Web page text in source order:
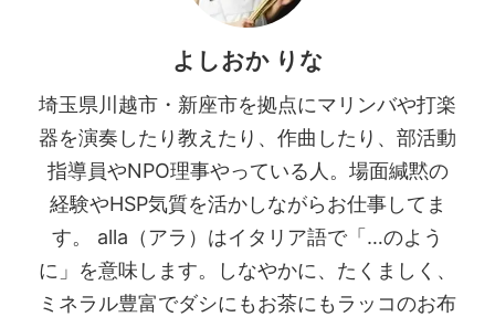
よしおか りな
埼玉県川越市・新座市を拠点にマリンバや打楽
器を演奏したり教えたり、作曲したり、部活動
指導員やNPO理事やっている人。場面緘黙の
経験やHSP気質を活かしながらお仕事してま
す。 alla（アラ）はイタリア語で「…のよう
に」を意味します。しなやかに、たくましく、
ミネラル豊富でダシにもお茶にもラッコのお布